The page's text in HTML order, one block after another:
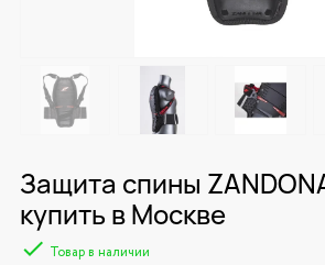
Защита спины
купить в Москве
Товар в наличии